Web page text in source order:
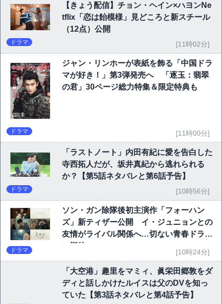
【きょう配信】チョン・ヘイン×ハヨンNe
tflix「恋は飴模様」見どころと新スチール
（12点）公開
ドラマ [11時02分]
ジャン・リンホーが表紙を飾る「中国ドラ
マが好き！」第3弾発売へ 「逐玉：翡翠
の君」30ページ総力特集＆限定特典も
ドラマ [11時00分]
「ラストノート」内田有紀に愛を告白した
寺西拓人だが、坂井真紀から逃れられる
か？【第5話ネタバレと第6話予告】
ドラマ [10時56分]
ソン・ガン除隊後初主演作「フォーハン
ズ」新ティザー公開 イ・ジュニョンとの
友情がライバル関係へ…切ない青春ドラマ
に期待
ドラマ [10時24分]
「大空港」趣里をマミィ、眞栄田郷敦をダ
ディと話しかけたルイスは父のDVを知っ
ていた【第3話ネタバレと第4話予告】